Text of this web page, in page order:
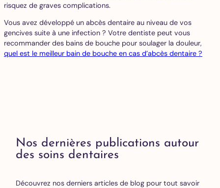
risquez de graves complications.
Vous avez développé un abcès dentaire au niveau de vos
gencives suite à une infection ? Votre dentiste peut vous
recommander des bains de bouche pour soulager la douleur,
quel est le meilleur bain de bouche en cas d’abcès dentaire ?
Nos dernières publications autour
des soins dentaires
Découvrez nos derniers articles de blog pour tout savoir